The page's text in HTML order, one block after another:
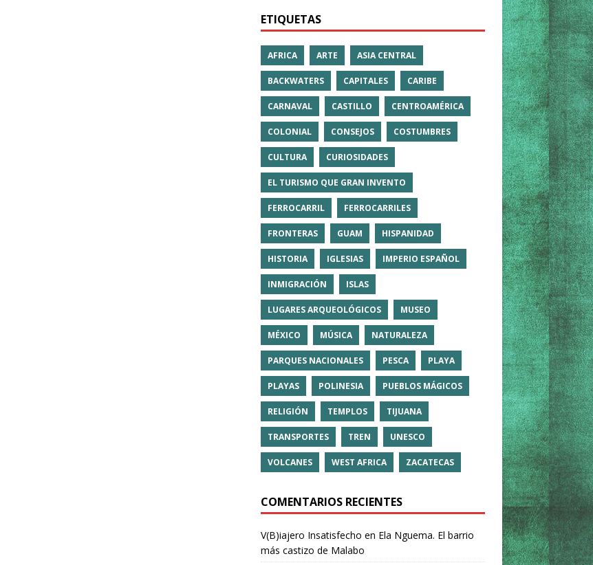
ETIQUETAS
AFRICA ARTE ASIA CENTRAL
BACKWATERS CAPITALES CARIBE
CARNAVAL CASTILLO CENTROAMÉRICA
COLONIAL CONSEJOS COSTUMBRES
CULTURA CURIOSIDADES
EL TURISMO QUE GRAN INVENTO
FERROCARRIL FERROCARRILES
FRONTERAS GUAM HISPANIDAD
HISTORIA IGLESIAS IMPERIO ESPAÑOL
INMIGRACIÓN ISLAS
LUGARES ARQUEOLÓGICOS MUSEO
MÉXICO MÚSICA NATURALEZA
PARQUES NACIONALES PESCA PLAYA
PLAYAS POLINESIA PUEBLOS MÁGICOS
RELIGIÓN TEMPLOS TIJUANA
TRANSPORTES TREN UNESCO
VOLCANES WEST AFRICA ZACATECAS
COMENTARIOS RECIENTES
V(B)iajero Insatisfecho en Ela Nguema. El barrio
más castizo de Malabo